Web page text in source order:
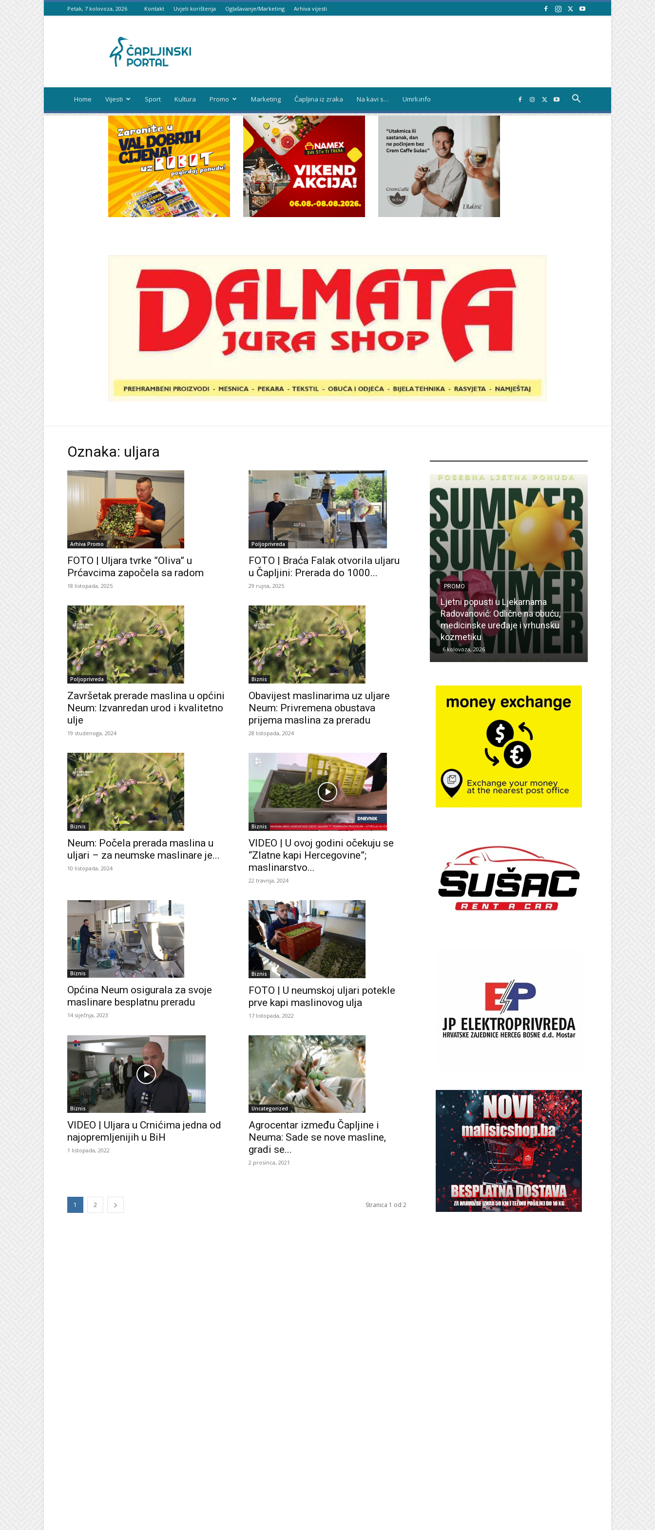
Petak, 7 kolovoza, 2026 Kontakt Uvjeti korištenja Oglašavanje/Marketing Arhiva vijesti
portal
Home Vijesti Sport Kultura Promo Marketing Čapljina iz zraka Na kavi s… Umrli.info
Oznaka: uljara
Arhiva Promo
FOTO | Uljara tvrke ”Oliva” u
Prćavcima započela sa radom
18 listopada, 2025
Poljoprivreda
FOTO | Braća Falak otvorila uljaru
u Čapljini: Prerada do 1000...
29 rujna, 2025
Poljoprivreda
Završetak prerade maslina u općini
Neum: Izvanredan urod i kvalitetno
ulje
19 studenoga, 2024
Biznis
Obavijest maslinarima uz uljare
Neum: Privremena obustava
prijema maslina za preradu
28 listopada, 2024
Biznis
Neum: Počela prerada maslina u
uljari – za neumske maslinare je...
10 listopada, 2024
Biznis
VIDEO | U ovoj godini očekuju se
“Zlatne kapi Hercegovine”;
maslinarstvo...
22 travnja, 2024
Biznis
Općina Neum osigurala za svoje
maslinare besplatnu preradu
14 siječnja, 2023
Biznis
FOTO | U neumskoj uljari potekle
prve kapi maslinovog ulja
17 listopada, 2022
Biznis
VIDEO | Uljara u Crnićima jedna od
najopremljenijih u BiH
1 listopada, 2022
Uncategorized
Agrocentar između Čapljine i
Neuma: Sade se nove masline,
gradi se...
2 prosinca, 2021
1 2 Stranica 1 od 2
PROMO
Ljetni popusti u Ljekarnama
Radovanović: Odlične na obuću,
medicinske uređaje i vrhunsku
kozmetiku
6 kolovoza, 2026